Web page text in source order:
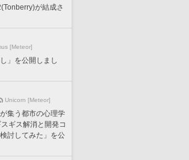
が結成さ
[Meteor]
」を公開しまし
Unicorn [Meteor]
が集う都市の心理学
ギス解消と開発コ
討してみた」を公